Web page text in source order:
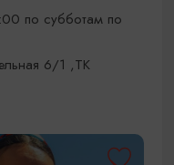
по субботам по
6/1 ,ТК